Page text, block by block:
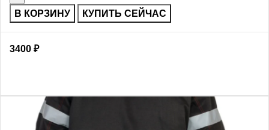
В КОРЗИНУ КУПИТЬ СЕЙЧАС
3400 ₽